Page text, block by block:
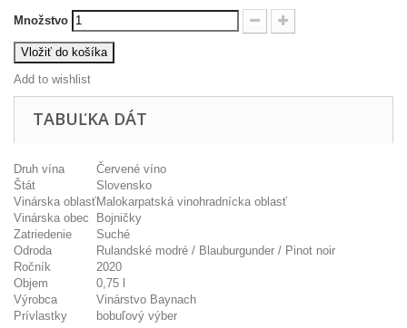
Množstvo
Vložiť do košíka
Add to wishlist
TABUĽKA DÁT
Druh vína
Červené víno
Štát
Slovensko
Vinárska oblasťMalokarpatská vinohradnícka oblasť
Vinárska obec
Bojničky
Zatriedenie
Suché
Odroda
Rulandské modré / Blauburgunder / Pinot noir
Ročník
2020
Objem
0,75 l
Výrobca
Vinárstvo Baynach
Prívlastky
bobuľový výber